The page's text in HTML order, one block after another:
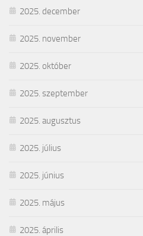
2025. december
2025. november
2025. október
2025. szeptember
2025. augusztus
2025. július
2025. június
2025. május
2025. április